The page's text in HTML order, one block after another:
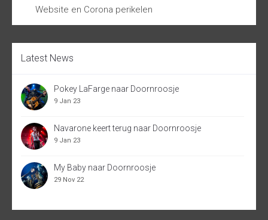
Website en Corona perikelen
Latest News
Pokey LaFarge naar Doornroosje
9 Jan 23
Navarone keert terug naar Doornroosje
9 Jan 23
My Baby naar Doornroosje
29 Nov 22